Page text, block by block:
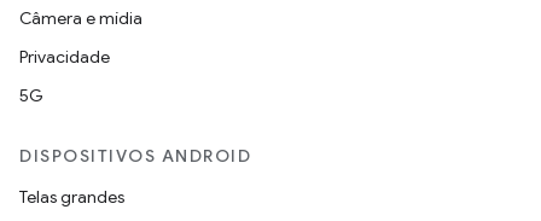
Câmera e mídia
Privacidade
5G
DISPOSITIVOS ANDROID
Telas grandes